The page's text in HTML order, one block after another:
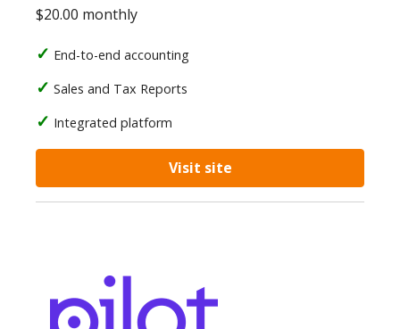
$20.00 monthly
End-to-end accounting
Sales and Tax Reports
Integrated platform
Visit site